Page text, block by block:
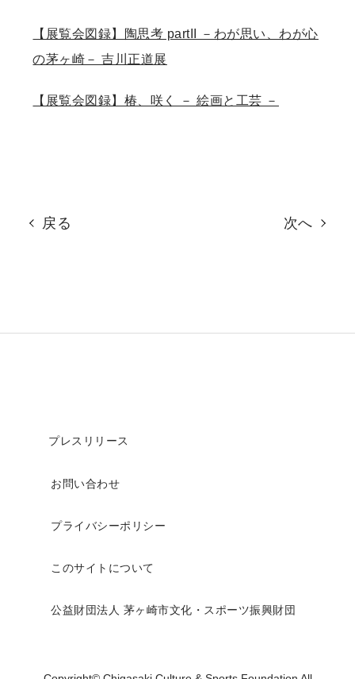
【展覧会図録】陶思考 partII －わが思い、わが心
の茅ヶ崎－ 吉川正道展
【展覧会図録】椿、咲く － 絵画と工芸 －
戻る 次へ
プレスリリース
お問い合わせ
プライバシーポリシー
このサイトについて
公益財団法人 茅ヶ崎市文化・スポーツ振興財団